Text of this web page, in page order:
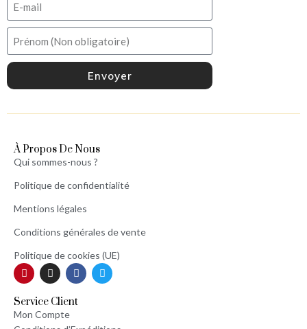
Envoyer
À Propos De Nous
Qui sommes-nous ?
Politique de confidentialité
Mentions légales
Conditions générales de vente
Politique de cookies (UE)
Service Client
Mon Compte